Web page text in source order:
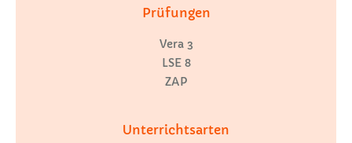
Prüfungen
Vera 3
LSE 8
ZAP
Unterrichtsarten